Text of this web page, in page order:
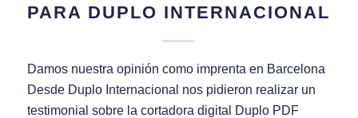
PARA DUPLO INTERNACIONAL
Damos nuestra opinión como imprenta en Barcelona
Desde Duplo Internacional nos pidieron realizar un
testimonial sobre la cortadora digital Duplo PDF